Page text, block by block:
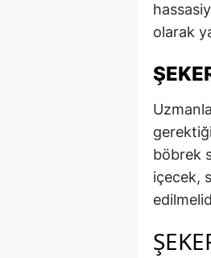
olarak
böbrek
içecek,